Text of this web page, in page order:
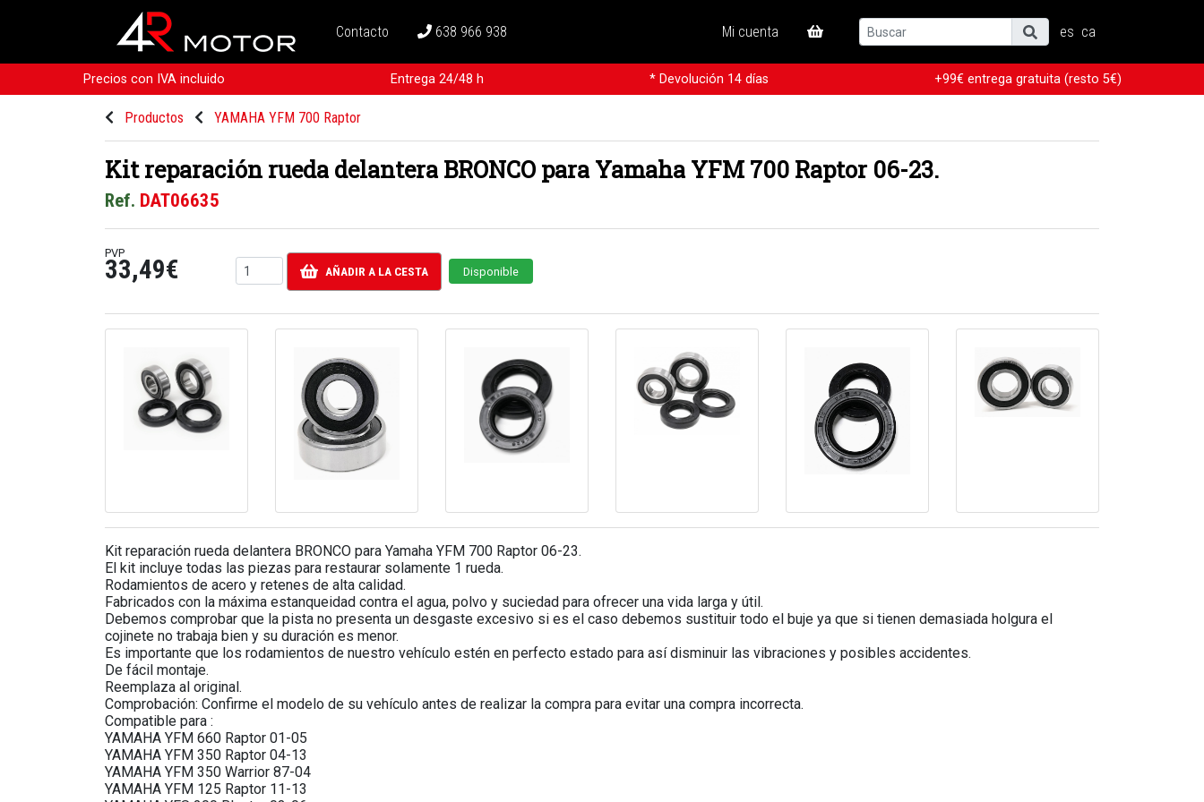
Contacto 638 966 938 Mi cuenta es ca
Precios con IVA incluido Entrega 24/48 h * Devolución 14 días +99€ entrega gratuita (resto 5€)
Productos YAMAHA YFM 700 Raptor
Kit reparación rueda delantera BRONCO para Yamaha YFM 700 Raptor 06-23.
Ref. DAT06635
PVP
33,49€ AÑADIR A LA CESTA Disponible
Kit reparación rueda delantera BRONCO para Yamaha YFM 700 Raptor 06-23.
El kit incluye todas las piezas para restaurar solamente 1 rueda.
Rodamientos de acero y retenes de alta calidad.
Fabricados con la máxima estanqueidad contra el agua, polvo y suciedad para ofrecer una vida larga y útil.
Debemos comprobar que la pista no presenta un desgaste excesivo si es el caso debemos sustituir todo el buje ya que si tienen demasiada holgura el
cojinete no trabaja bien y su duración es menor.
Es importante que los rodamientos de nuestro vehículo estén en perfecto estado para así disminuir las vibraciones y posibles accidentes.
De fácil montaje.
Reemplaza al original.
Comprobación: Confirme el modelo de su vehículo antes de realizar la compra para evitar una compra incorrecta.
Compatible para :
YAMAHA YFM 660 Raptor 01-05
YAMAHA YFM 350 Raptor 04-13
YAMAHA YFM 350 Warrior 87-04
YAMAHA YFM 125 Raptor 11-13